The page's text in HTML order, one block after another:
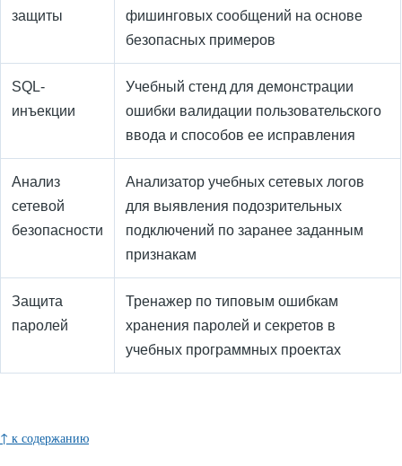
защиты
фишинговых сообщений на основе
безопасных примеров
SQL-
инъекции
Учебный стенд для демонстрации
ошибки валидации пользовательского
ввода и способов ее исправления
Анализ
сетевой
безопасности
Анализатор учебных сетевых логов
для выявления подозрительных
подключений по заранее заданным
признакам
Защита
паролей
Тренажер по типовым ошибкам
хранения паролей и секретов в
учебных программных проектах
↑ к содержанию